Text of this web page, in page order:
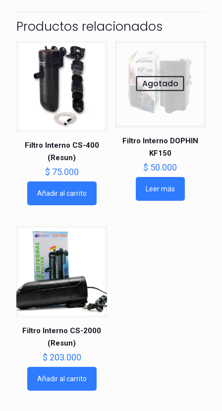
Productos relacionados
Filtro Interno CS-400
(Resun)
$ 75.000
Añadir al carrito
Agotado
Filtro Interno DOPHIN
KF150
$ 50.000
Leer más
Filtro Interno CS-2000
(Resun)
$ 203.000
Añadir al carrito